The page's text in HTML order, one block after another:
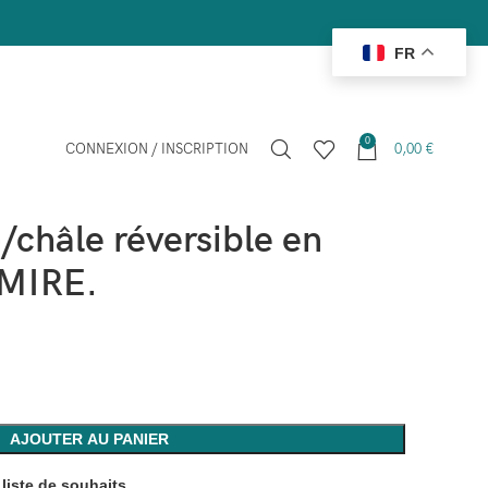
CONNEXION / INSCRIPTION 0 0,00 €
2939 Écharpe/châle réversible en 100% CACHEMIRE.
réversible en
AJOUTER AU PANIER
de souhaits
FR